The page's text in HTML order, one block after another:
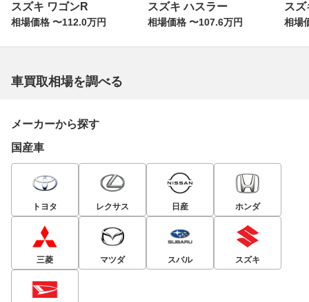
スズキ ワゴンR
相場価格 〜112.0万円
スズキ ハスラー
相場価格 〜107.6万円
ス
相場
車買取相場を調べる
メーカーから探す
国産車
トヨタ レクサス 日産 ホンダ
三菱 マツダ スバル スズキ